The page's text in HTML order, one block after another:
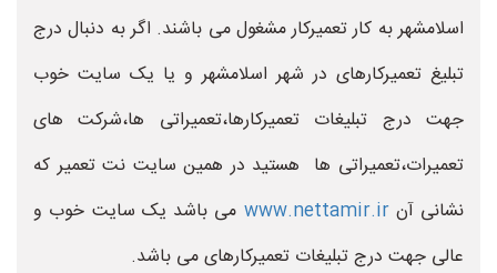
اسلامشهر به کار تعمیرکار مشغول می باشند. اگر به دنبال درج
تبلیغ تعمیرکارهای در شهر اسلامشهر و یا یک سایت خوب
جهت درج تبلیغات تعمیرکارها،تعمیراتی ها،شرکت های
تعمیرات،تعمیراتی ها هستید در همین سایت نت تعمیر که
نشانی آنwww.nettamir.ir می باشد یک سایت خوب و
عالی جهت درج تبلیغات تعمیرکارهای می باشد.